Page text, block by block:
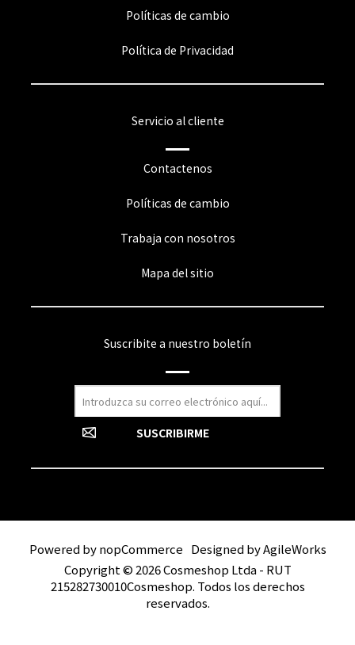
Políticas de cambio
Política de Privacidad
Servicio al cliente
Contactenos
Políticas de cambio
Trabaja con nosotros
Mapa del sitio
Suscribite a nuestro boletín
Powered bynopCommerce Designed byAgileWorks
Copyright © 2026 Cosmeshop Ltda - RUT
215282730010Cosmeshop. Todos los derechos
reservados.